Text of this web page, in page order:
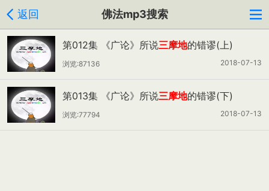
返回 佛法mp3搜索
第012集 《广论》所说三摩地的错谬(上)
2018-07-13
浏览:87136
第013集 《广论》所说三摩地的错谬(下)
2018-07-13
浏览:77794